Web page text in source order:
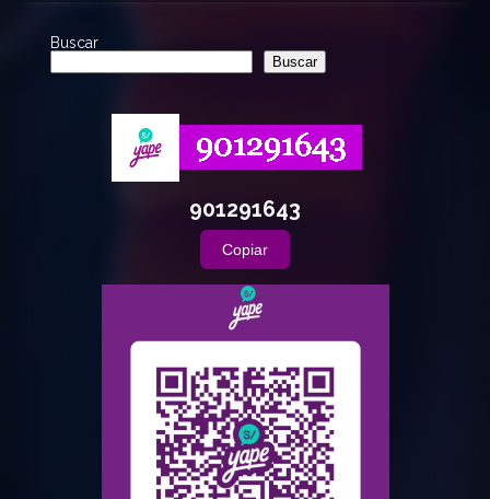
Buscar
Buscar
901291643
Copiar